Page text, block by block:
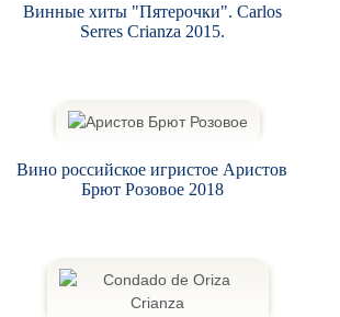
Винные хиты "Пятерочки". Carlos
Serres Crianza 2015.
Вино российское игристое Аристов
Брют Розовое 2018